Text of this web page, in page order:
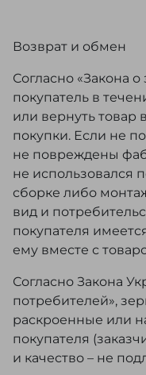
Возврат и обмен
Согласно «Закона
покупатель в
или вернуть
покупки. Если не
не повреждены
не использовался
сборке либо
вид и
покупателя
ему вместе с
Согласно Закона
потребителей»,
раскроенные или
покупателя
и качество – не